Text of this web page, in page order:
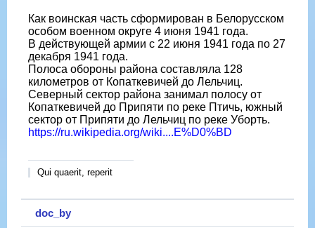
Как воинская часть сформирован в Белорусском
особом военном округе 4 июня 1941 года.
В действующей армии с 22 июня 1941 года по 27
декабря 1941 года.
Полоса обороны района составляла 128
километров от Копаткевичей до Лельчиц.
Северный сектор района занимал полосу от
Копаткевичей до Припяти по реке Птичь, южный
сектор от Припяти до Лельчиц по реке Уборть.
https://ru.wikipedia.org/wiki....E%D0%BD
Qui quaerit, reperit
doc_by